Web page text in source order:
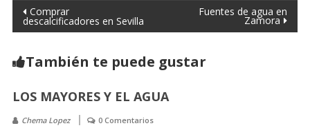
Comprar
descalcificadores en Sevilla
Fuentes de agua en
Zamora
También te puede gustar
LOS MAYORES Y EL AGUA
Chema Lopez 0 Comentarios